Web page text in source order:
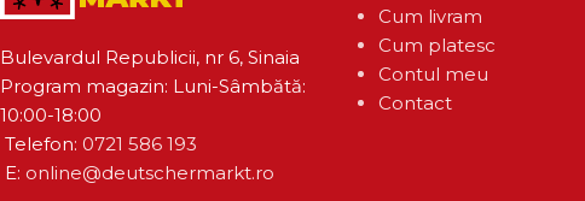
Bulevardul Republicii, nr 6, Sinaia
Program magazin: Luni-Sâmbătă:
10:00-18:00
Telefon: 0721 586 193
E: online@deutschermarkt.ro
Cum livram
Cum platesc
Contul meu
Contact